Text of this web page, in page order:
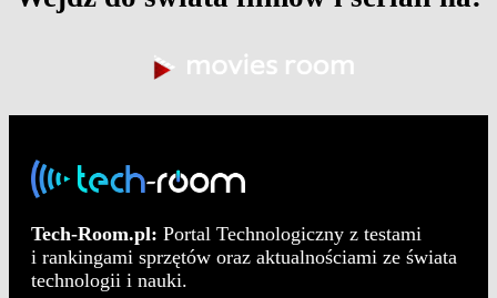
Tech-Room.pl: Portal Technologiczny z testami
i rankingami sprzętów oraz aktualnościami ze świata
technologii i nauki.